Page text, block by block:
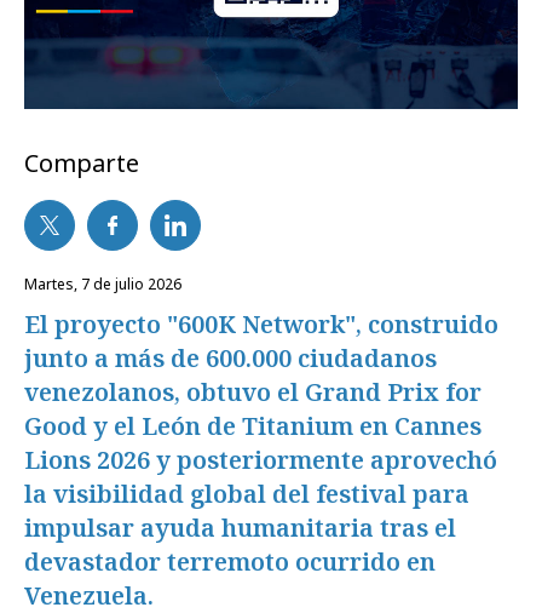
Comparte
martes, 7 de julio 2026
El proyecto "600K Network", construido
junto a más de 600.000 ciudadanos
venezolanos, obtuvo el Grand Prix for
Good y el León de Titanium en Cannes
Lions 2026 y posteriormente aprovechó
la visibilidad global del festival para
impulsar ayuda humanitaria tras el
devastador terremoto ocurrido en
Venezuela.